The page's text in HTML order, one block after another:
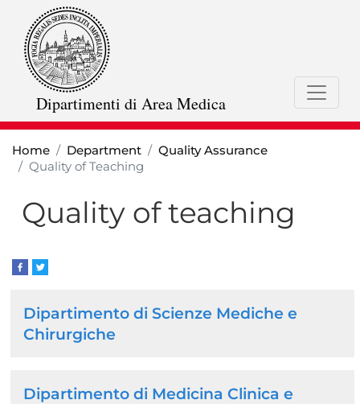
Dipartimenti di Area Medica
Home Department
Quality Assurance
Quality of Teaching
Quality of teaching
Browse
the
Dipartimento di Scienze Mediche e
Chirurgiche
Dipartimento di Medicina Clinica e